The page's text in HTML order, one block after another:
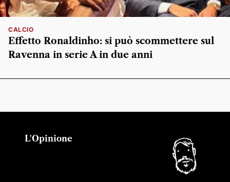
CALCIO
Effetto Ronaldinho: si può scommettere sul
Ravenna in serie A in due anni
L'Opinione